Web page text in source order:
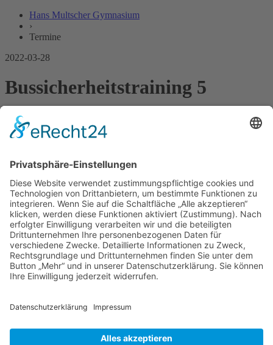
Hans Multscher Gymnasium
›
Termine
2022-03-28
Bussicherheitstraining 5
Am Montag, den 28. März, findet für die Klassen 5 ein
Bussicherheitstraining statt.
Zurück
Anschrift
Hans-Multscher-Gymnasium Leutkirch
Herlazhofer Str. 32
88299 Leutkirch im Allgäu
Telefon 07561 98595-0
Rechtliches
Sitemap